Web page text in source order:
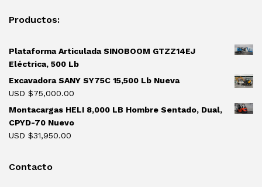
Productos:
Plataforma Articulada SINOBOOM GTZZ14EJ
Eléctrica, 500 Lb
Excavadora SANY SY75C 15,500 Lb Nueva
USD $75,000.00
Montacargas HELI 8,000 LB Hombre Sentado, Dual,
CPYD-70 Nuevo
USD $31,950.00
Contacto